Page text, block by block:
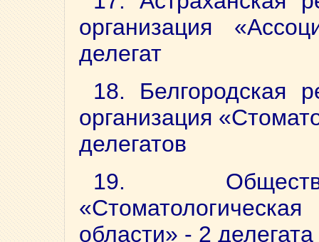
организация
делегат
18. Белгородская
организация
делегатов
19.
области» - 2 делегата